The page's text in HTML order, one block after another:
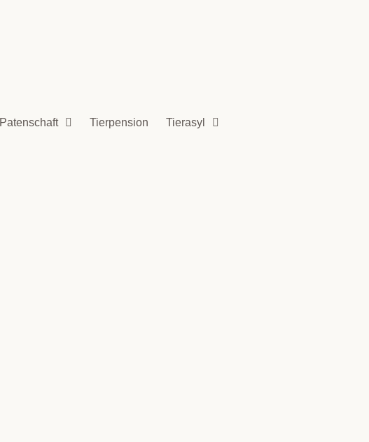
Patenschaft Tierpension Tierasyl